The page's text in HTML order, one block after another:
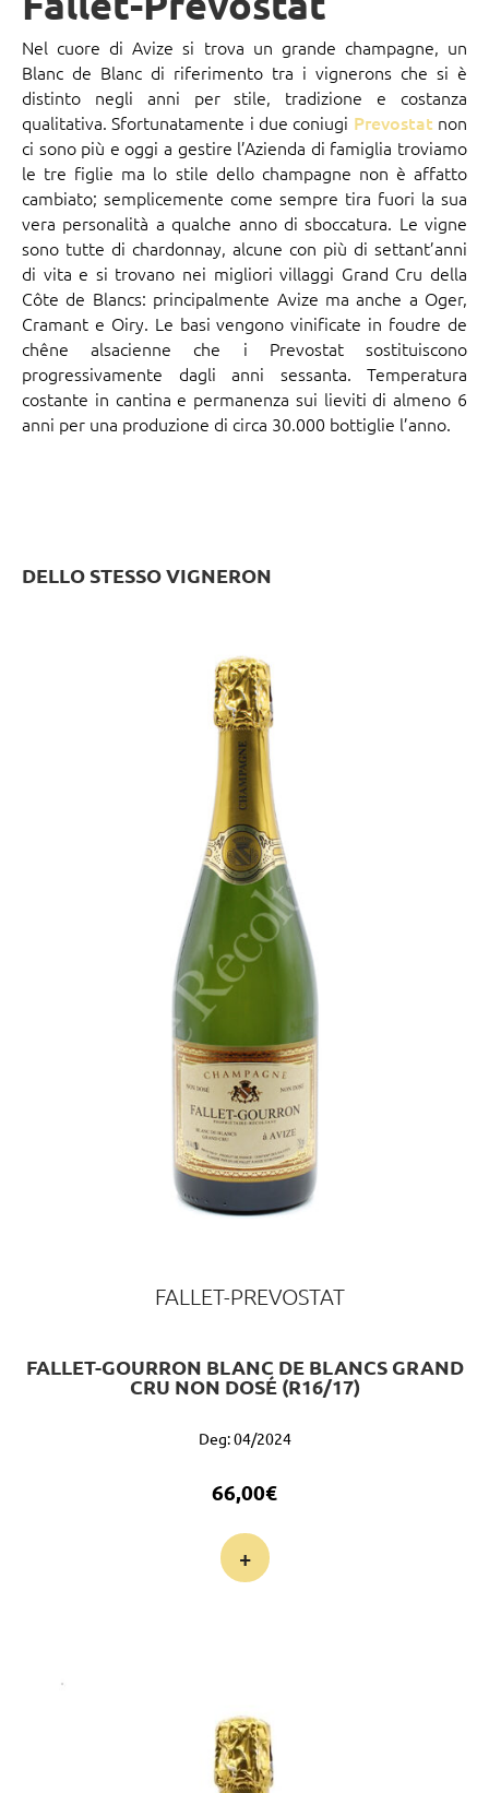
Nel cuore di Avize si trova un grande champagne, un
Blanc de Blanc di riferimento tra i vignerons che si è
distinto negli anni per stile, tradizione e costanza
qualitativa. Sfortunatamente i due coniugi Prevostatnon
ci sono più e oggi a gestire l’Azienda di famiglia troviamo
le tre figlie ma lo stile dello champagne non è affatto
cambiato; semplicemente come sempre tira fuori la sua
vera personalità a qualche anno di sboccatura. Le vigne
sono tutte di chardonnay, alcune con più di settant’anni
di vita e si trovano nei migliori villaggi Grand Cru della
Côte de Blancs: principalmente Avize ma anche a Oger,
Cramant e Oiry. Le basi vengono vinificate in foudre de
chêne alsacienne che i Prevostat sostituiscono
progressivamente dagli anni sessanta. Temperatura
costante in cantina e permanenza sui lieviti di almeno 6
anni per una produzione di circa 30.000 bottiglie l’anno.
DELLO STESSO VIGNERON
FALLET-PREVOSTAT
FALLET-GOURRON BLANC DE BLANCS GRAND
CRU NON DOSÉ (R16/17)
Deg: 04/2024
66,00€
+